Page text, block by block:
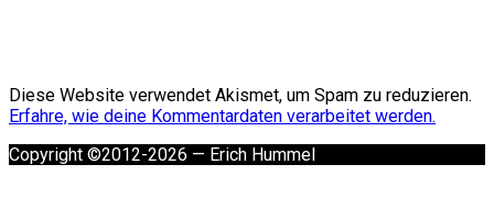
Diese Website verwendet Akismet, um Spam zu reduzieren.
Erfahre, wie deine Kommentardaten verarbeitet werden.
Copyright ©2012-2026 — Erich Hummel